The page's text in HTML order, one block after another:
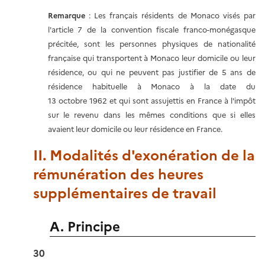
Remarque : Les français résidents de Monaco visés par
l'article 7 de la convention fiscale franco-monégasque
précitée, sont les personnes physiques de nationalité
française qui transportent à Monaco leur domicile ou leur
résidence, ou qui ne peuvent pas justifier de 5 ans de
résidence habituelle à Monaco à la date du
13 octobre 1962 et qui sont assujettis en France à l'impôt
sur le revenu dans les mêmes conditions que si elles
avaient leur domicile ou leur résidence en France.
II. Modalités d'exonération de la
rémunération des heures
supplémentaires de travail
A. Principe
30